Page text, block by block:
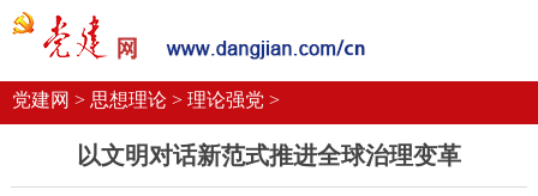
党建要闻
机关党建
校园党建 企业党建
党建网 > 思想理论 > 理论强党 >
以文明对话新范式推进全球治理变革